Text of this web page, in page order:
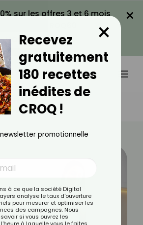
sur les offres 3 et 6 mois
VOIR LA PROMO
×
?
Recevez
gratuitement
180 recettes
inédites de
CROQ !
×
promotionnelle
à ce que la société Digital
analyse le taux d'ouverture
pour mesurer et optimiser les
des campagnes. Nous
si vous ouvrez les